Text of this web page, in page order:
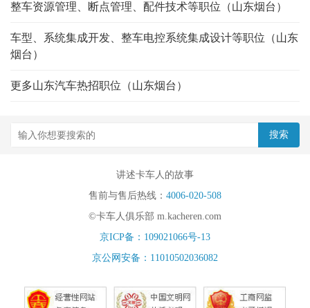
整车资源管理、断点管理、配件技术等职位（山东烟台）
车型、系统集成开发、整车电控系统集成设计等职位（山东
烟台）
更多山东汽车热招职位（山东烟台）
讲述卡车人的故事
售前与售后热线： 4006-020-508
©卡车人俱乐部 m.kacheren.com
京ICP备：109021066号-13
京公网安备：11010502036082